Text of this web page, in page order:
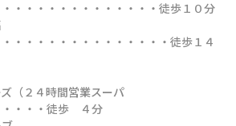
・・・・・・・・・・・・・徒歩１０分
・・・・・・・・・・・・・・徒歩１４
（２４時間営業スーパ
・・・徒歩　４分